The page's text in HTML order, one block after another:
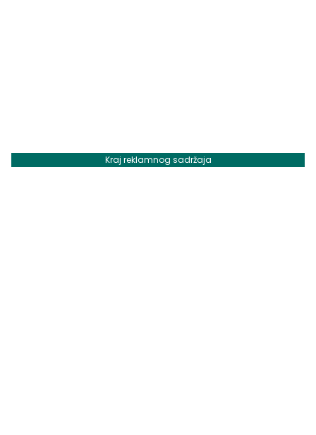
Kraj reklamnog sadržaja